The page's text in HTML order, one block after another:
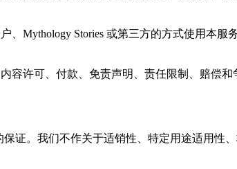
Mythology Stories 或第三方的方式使用本服
许可、付款、免责声明、责任限制、赔偿和
证。我们不作关于适销性、特定用途适用性